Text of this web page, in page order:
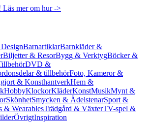
Läs mer om hur ->
BarnartiklarBarnkläder &
Biljetter & ResorBygg & VerktygBöcker &
DVD &
& tillbehörFoto, Kameror &
& KonsthantverkHem &
HobbyKlockorKläderKonstMusikMynt &
SkönhetSmycken & ÄdelstenarSport &
& WearablesTrädgård & VäxterTV-spel &
ÖvrigtInspiration